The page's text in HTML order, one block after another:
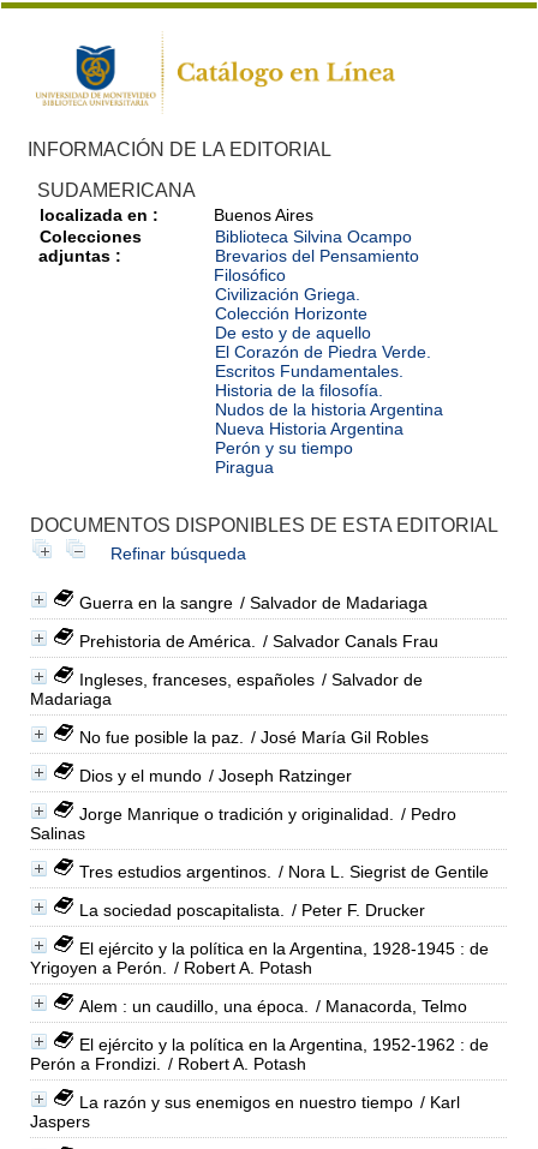
INFORMACIÓN DE LA EDITORIAL
SUDAMERICANA
localizada en :
Buenos Aires
Colecciones
adjuntas :
Biblioteca Silvina Ocampo
Brevarios del Pensamiento
Filosófico
Civilización Griega.
Colección Horizonte
De esto y de aquello
El Corazón de Piedra Verde.
Escritos Fundamentales.
Historia de la filosofía.
Nudos de la historia Argentina
Nueva Historia Argentina
Perón y su tiempo
Piragua
DOCUMENTOS DISPONIBLES DE ESTA EDITORIAL
Refinar búsqueda
Guerra en la sangre / Salvador de Madariaga
Prehistoria de América.
/ Salvador Canals Frau
Ingleses, franceses, españoles / Salvador de
Madariaga
No fue posible la paz.
/ José María Gil Robles
Dios y el mundo / Joseph Ratzinger
Jorge Manrique o tradición y originalidad.
/ Pedro
Salinas
Tres estudios argentinos.
/ Nora L. Siegrist de Gentile
La sociedad poscapitalista.
/ Peter F. Drucker
El ejército y la política en la Argentina, 1928-1945 : de
Yrigoyen a Perón.
/ Robert A. Potash
Alem : un caudillo, una época.
/ Manacorda, Telmo
El ejército y la política en la Argentina, 1952-1962 : de
Perón a Frondizi.
/ Robert A. Potash
La razón y sus enemigos en nuestro tiempo / Karl
Jaspers